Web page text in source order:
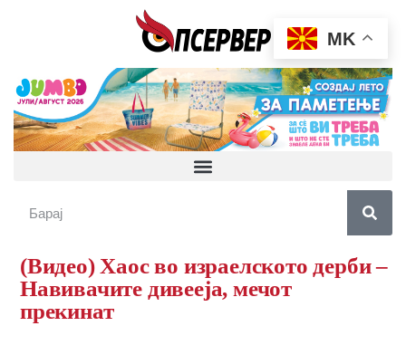
(Видео) Хаос во израелското дерби –
Навивачите дивееја, мечот
прекинат
MK